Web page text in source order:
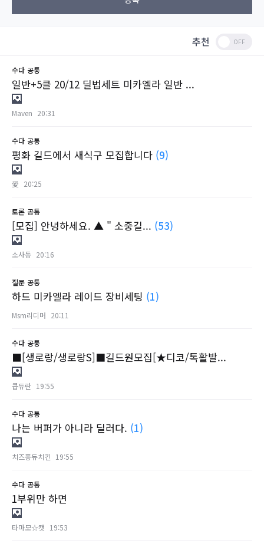
추천
수다 공통
일반+5클 20/12 딜법세트 미카엘라 일반 ...
Maven 20:31
수다 공통
평화 길드에서 새식구 모집합니다 (9)
愛 20:25
토론 공통
[모집] 안녕하세요. ▲ " 소중길... (53)
소사동 20:16
질문 공통
하드 미카엘라 레이드 장비세팅 (1)
Msm리디머 20:11
수다 공통
■[생로랑/생로랑S]■길드원모집[★디코/톡활발...
콥듀란 19:55
수다 공통
나는 버퍼가 아니라 딜러다. (1)
치즈퐁듀치킨 19:55
수다 공통
1부위만 하면
타마모☆캣 19:53